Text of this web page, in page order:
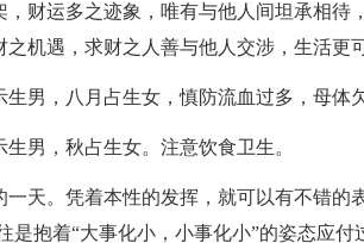
财运多之迹象，唯有与他人间坦承相待
机遇，求财之人善与他人交涉，生活更
男，八月占生女，慎防流血过多，母体
男，秋占生女。注意饮食卫生。
天。凭着本性的发挥，就可以有不错的
抱着“大事化小，小事化小”的姿态应付